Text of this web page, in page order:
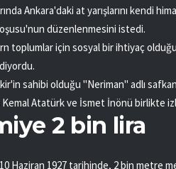
Ankara'daki at yarışlarını kendi
düzenlenmesini istedi.
toplumlar için sosyal bir ihtiyaç
sahibi olduğu "Neriman" adlı
Atatürk ve İsmet İnönü birlikte
2 bin lira
Haziran 1927 tarihinde, 2 bin metre